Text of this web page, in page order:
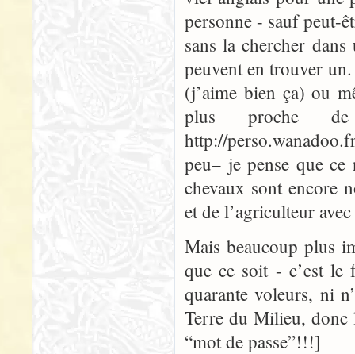
personne - sauf peut-
sans la chercher
peuvent en trouver
(j’aime bien ça) ou
plus proche
http://
peu– je pense que
chevaux sont encore
et de l’agriculteur
Mais beaucoup plus
que ce soit - c’est le
quarante voleurs, ni
Terre du Milieu, donc
“mot de passe”!!!]